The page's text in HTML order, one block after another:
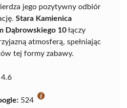
jego pozytywny odbiór
Stara Kamienica
Dąbrowskiego 10łączy
atmosferą, spełniając
tej formy zabawy.
4.6
524